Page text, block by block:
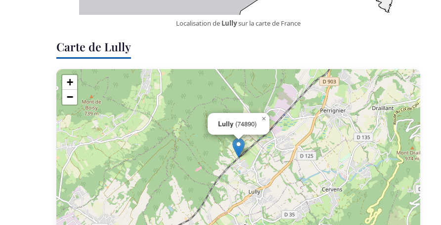
Localisation de Lullysur la carte de France
Carte de Lully
Lully (74890)
×
+
−